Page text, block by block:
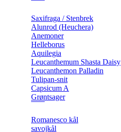
Saxifraga / Stenbrek
Alunrod (Heuchera)
Anemoner
Helleborus
Aquilegia
Leucanthemum Shasta Daisy
Leucanthemon Palladin
Tulipan-snit
Capsicum A
Grøntsager
Romanesco kål
savojkål